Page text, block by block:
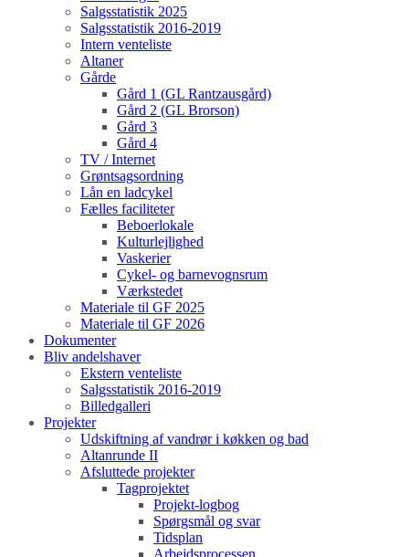
Salgsstatistik 2025
Salgsstatistik 2016-2019
Intern venteliste
Altaner
Gårde
Gård 1 (GL Rantzausgård)
Gård 2 (GL Brorson)
Gård 3
Gård 4
TV / Internet
Grøntsagsordning
Lån en ladcykel
Fælles faciliteter
Beboerlokale
Kulturlejlighed
Vaskerier
Cykel- og barnevognsrum
Værkstedet
Materiale til GF 2025
Materiale til GF 2026
Dokumenter
Bliv andelshaver
Ekstern venteliste
Salgsstatistik 2016-2019
Billedgalleri
Projekter
Udskiftning af vandrør i køkken og bad
Altanrunde II
Afsluttede projekter
Tagprojektet
Projekt-logbog
Spørgsmål og svar
Tidsplan
Arbejdsprocessen